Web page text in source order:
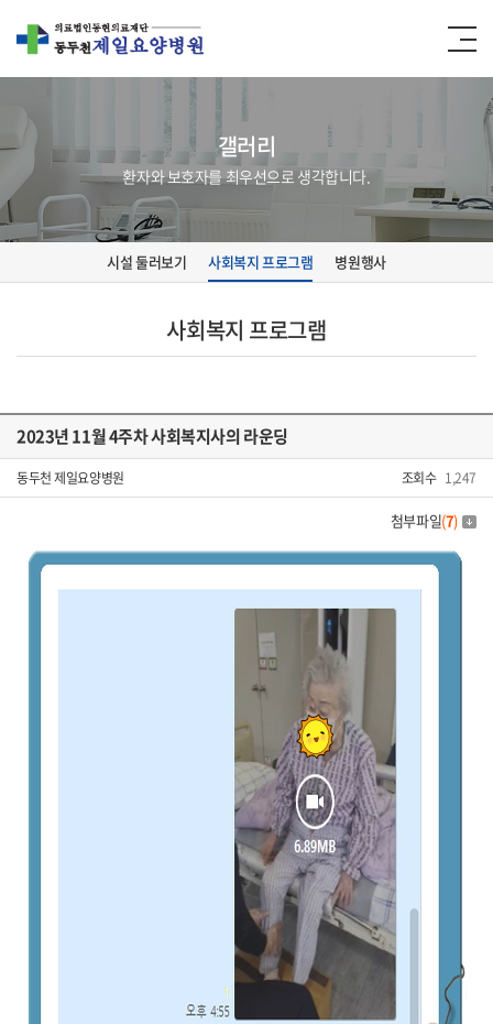
갤러리
환자와 보호자를 최우선으로 생각합니다.
시설 둘러보기 사회복지 프로그램 병원행사
사회복지 프로그램
2023년 11월 4주차 사회복지사의 라운딩
동두천 제일요양병원 조회수 1,247
첨부파일(7)